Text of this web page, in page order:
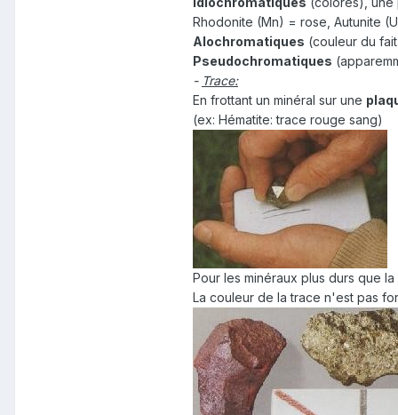
Rhodonite (Mn) = rose, Autunite
Alochromatiques (couleur du
Pseudochromatiques
- Trace:
En frottant un minéral sur une
(ex: Hématite: trace rouge sang)
Pour les minéraux plus durs que
La couleur de la trace n'est pas